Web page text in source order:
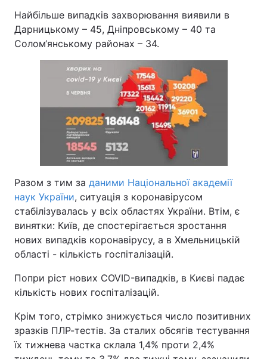
Найбільше випадків захворювання виявили в
Дарницькому – 45, Дніпровському – 40 та
Солом‘янському районах – 34.
Разом з тим за даними Національної академії
наук України, ситуація з коронавірусом
стабілізувалась у всіх областях України. Втім, є
винятки: Київ, де спостерігається зростання
нових випадків коронавірусу, а в Хмельницькій
області - кількість госпіталізацій.
Попри ріст нових COVID-випадків, в Києві падає
кількість нових госпіталізацій.
Крім того, стрімко знижується число позитивних
зразків ПЛР-тестів. За сталих обсягів тестування
їх тижнева частка склала 1,4% проти 2,4%